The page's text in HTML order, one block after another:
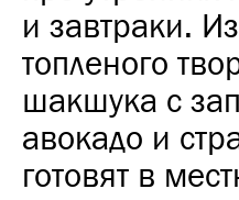
и завтраки.
топленого
шакшука с
авокадо и
готовят в